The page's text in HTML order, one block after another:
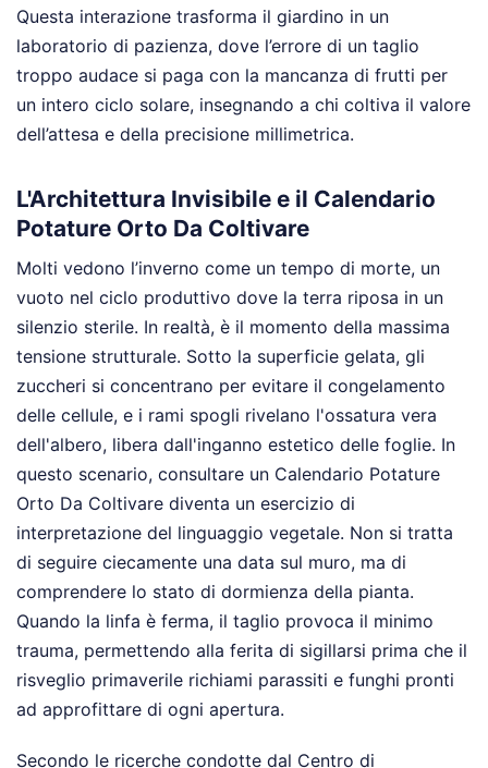
Questa interazione trasforma il giardino in un
laboratorio di pazienza, dove l’errore di un taglio
troppo audace si paga con la mancanza di frutti per
un intero ciclo solare, insegnando a chi coltiva il valore
dell’attesa e della precisione millimetrica.
L'Architettura Invisibile e il Calendario
Potature Orto Da Coltivare
Molti vedono l’inverno come un tempo di morte, un
vuoto nel ciclo produttivo dove la terra riposa in un
silenzio sterile. In realtà, è il momento della massima
tensione strutturale. Sotto la superficie gelata, gli
zuccheri si concentrano per evitare il congelamento
delle cellule, e i rami spogli rivelano l'ossatura vera
dell'albero, libera dall'inganno estetico delle foglie. In
questo scenario, consultare un Calendario Potature
Orto Da Coltivare diventa un esercizio di
interpretazione del linguaggio vegetale. Non si tratta
di seguire ciecamente una data sul muro, ma di
comprendere lo stato di dormienza della pianta.
Quando la linfa è ferma, il taglio provoca il minimo
trauma, permettendo alla ferita di sigillarsi prima che il
risveglio primaverile richiami parassiti e funghi pronti
ad approfittare di ogni apertura.
Secondo le ricerche condotte dal Centro di